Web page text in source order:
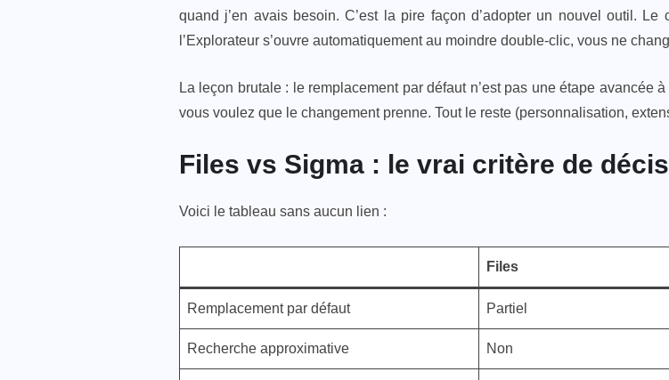
quand j’en avais besoin. C’est la pire façon d’adopter un nouvel outil.
l’Explorateur s’ouvre automatiquement au moindre double-clic, vous ne
La leçon brutale : le remplacement par défaut n’est pas une étape avancée
vous voulez que le changement prenne. Tout le reste (personnalisation,
Files vs Sigma : le vrai critère de
Voici le tableau sans aucun lien :
Files
Remplacement par défaut Partiel
Recherche approximative Non